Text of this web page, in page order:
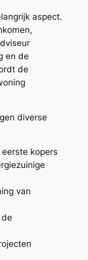
aspect.
en de
de
diverse
kopers
van